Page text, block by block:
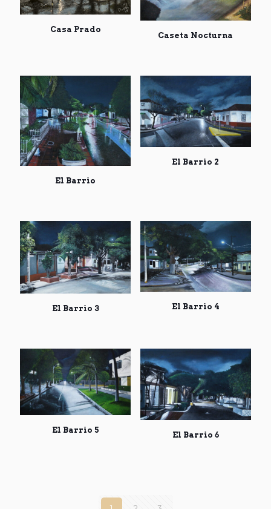
Casa Prado
Caseta Nocturna
El Barrio
El Barrio 2
El Barrio 3 El Barrio 4
El Barrio 5
El Barrio 6